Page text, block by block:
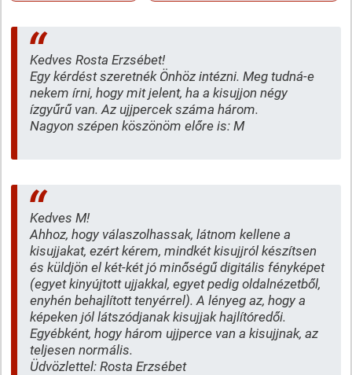
Kedves Rosta Erzsébet!
Egy kérdést szeretnék Önhöz intézni. Meg tudná-e
nekem írni, hogy mit jelent, ha a kisujjon négy
ízgyűrű van. Az ujjpercek száma három.
Nagyon szépen köszönöm előre is: M
Kedves M!
Ahhoz, hogy válaszolhassak, látnom kellene a
kisujjakat, ezért kérem, mindkét kisujjról készítsen
és küldjön el két-két jó minőségű digitális fényképet
(egyet kinyújtott ujjakkal, egyet pedig oldalnézetből,
enyhén behajlított tenyérrel). A lényeg az, hogy a
képeken jól látszódjanak kisujjak hajlítóredői.
Egyébként, hogy három ujjperce van a kisujjnak, az
teljesen normális.
Üdvözlettel: Rosta Erzsébet